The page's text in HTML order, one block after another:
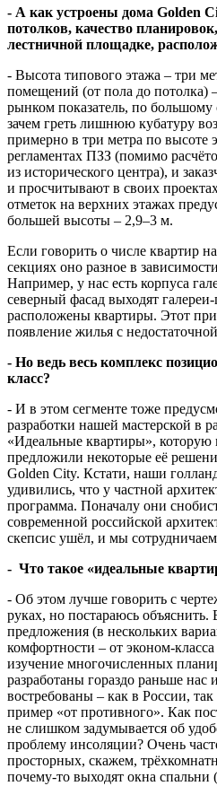
- А как устроены дома Golden
потолков, качество
лестничной площадке,
- Высота типового этажа – три
помещений (от пола до потолка)
рынком показатель, по
зачем греть лишнюю кубатуру
примерно в три метра по высоте
регламентах ПЗЗ (помимо
из исторического центра), и
и просчитывают в своих
отметок на верхних этажах
большей высоты – 2,9–3 м.
Если говорить о числе квартир
секциях оно разное в
Например, у нас есть корпуса
северный фасад выходят
расположены квартиры. Этот
появление жилья с
- Но ведь весь комплекс
класс?
- И в этом сегменте тоже
разработки нашей мастерской в
«Идеальные квартиры»,
предложили некоторые её
Golden City. Кстати, наши
удивились, что у частной
программа. Поначалу они
современной российской
скепсис ушёл, и мы
- Что такое «идеальные
- Об этом лучше говорить с
руках, но постараюсь
предложения (в нескольких
комфортности – от эконом-
изучение многочисленных
разработаны гораздо раньше нас
востребованы – как в России,
пример «от противного». Как
не слишком задумывается об
проблему инсоляции? Очень
просторных, скажем,
почему-то выходят окна спальни